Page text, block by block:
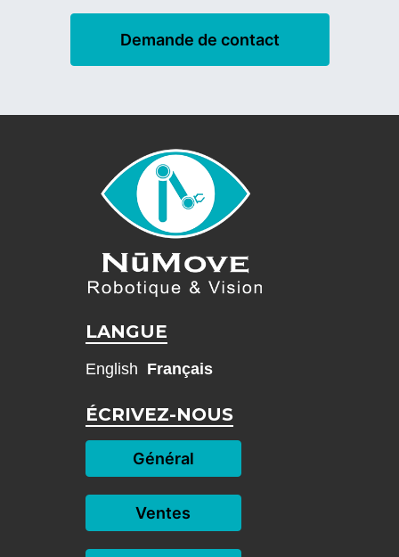
Demande de contact
LANGUE
English Français
ÉCRIVEZ-NOUS
Général
Ventes